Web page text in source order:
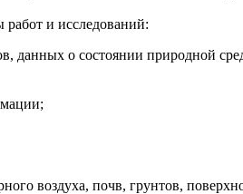
и исследований:
о состоянии природной
воздуха, почв, грунтов,